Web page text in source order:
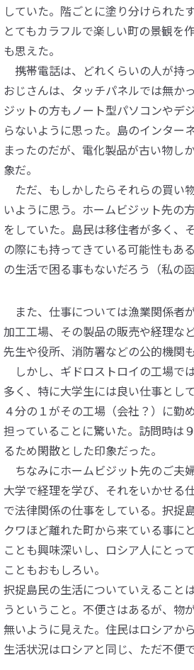
していた。階ごとに塗り分けられた
とてもカラフルで楽しい町の景観を
も思えた。
携帯電話は、どれくらいの人が持
おじさんは、タッチパネルでは無か
ジットの方もノート型パソコンやデ
らないように思った。島のインター
まったのだが、電化製品が古い物し
象だ。
ただ、もしかしたらそれらの買い
いように思う。ホームビジット先の
をしていた。島民は移住者が多く、
の際にも持ってきている可能性もあ
の生活で困る事もないだろう（私の
また、仕事については漁業関係者
加工工場、その製品の販売や経理な
先生や役所、消防署などの公的機関も
しかし、ギドロストロイの工場で
多く、特に大学生には良い仕事とし
４分の１がその工場（会社？）に勤
担っていることに驚いた。訪問時は
るため閑散とした印象だった。
ちなみにホームビジット先のご夫
大学で経理を学び、それをいかせる
で法律関係の仕事をしている。択捉
クワほど離れた町から来ている事に
ことも興味深いし、ロシア人にとっ
こともおもしろい。
択捉島民の生活についていえること
うということ。不便さはあるが、物
無いように見えた。住民はロシアか
生活状況はロシアと同じ、ただ不便